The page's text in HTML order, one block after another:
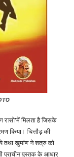
मिलता है जिसके
किया। चित्तौड़ की
तथा खुमांण ने शत्रु को
प्राचीन पुस्तक के आधार